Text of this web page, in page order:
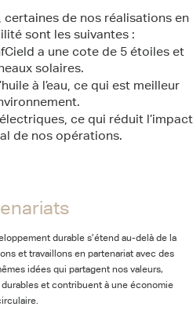
certaines de nos réalisations en
sont les suivantes :
a une cote de 5 étoiles et
solaires.
à l’eau, ce qui est meilleur
ce qui réduit l’impact
de nos opérations.
durable s’étend au-delà de la
et travaillons en partenariat avec des
idées qui partagent nos valeurs,
et contribuent à une économie